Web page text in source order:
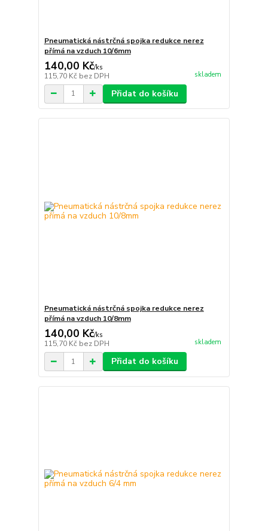
Pneumatická nástrčná spojka redukce nerez
přímá na vzduch 10/6mm
140,00 Kč/ks
115,70 Kč bez DPH skladem
Přidat do košíku
Pneumatická nástrčná spojka redukce nerez
přímá na vzduch 10/8mm
140,00 Kč/ks
115,70 Kč bez DPH skladem
Přidat do košíku